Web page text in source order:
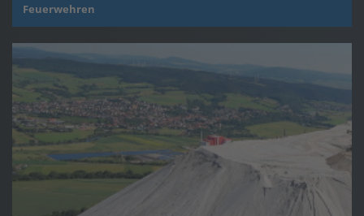
Feuerwehren